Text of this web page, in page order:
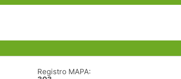
Registro MAPA: